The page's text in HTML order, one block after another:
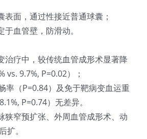
表面，通过性接近普通球囊；
血管壁，防滑动。
治疗中，较传统血管成形术显著降
vs. 9.7%, P=0.02）；
率（P=0.84）及免于靶病变血运重
P=0.74）无差异。
狭窄预扩张、外周血管成形术、动
扩。